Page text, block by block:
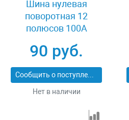
Шина нулевая
поворотная 12
полюсов 100А
90 руб.
Сообщить о поступлении
Нет в наличии